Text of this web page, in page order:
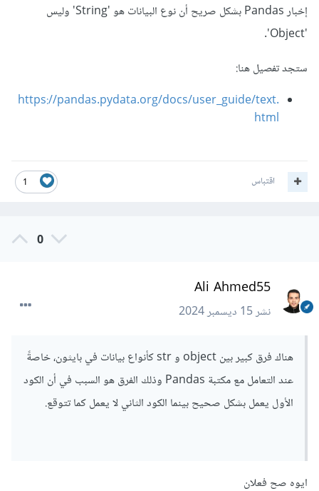
إخبار Pandas بشكل صريح أن نوع البيانات هو 'String' وليس
ستجد تفصيل هنا:
https://pandas.pydata.org/docs/user_guide/text.
html
1 اقتباس
0
Ali Ahmed55
نشر15 ديسمبر 2024
هناك فرق كبير بين object و str كأنواع بيانات في بايثون، خاصةً
عند التعامل مع مكتبة Pandas وذلك الفرق هو السبب في أن الكود
الأول يعمل بشكل صحيح بينما الكود الثاني لا يعمل كما تتوقع.
ايوه صح فعلان